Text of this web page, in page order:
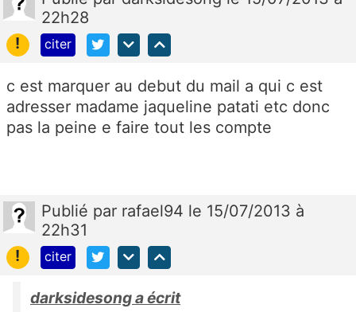
22h28
!
citer
c est marquer au debut du mail a qui c est
adresser madame jaqueline patati etc donc
pas la peine e faire tout les compte
Publié par rafael94 le 15/07/2013 à
22h31
!
citer
darksidesong a écrit